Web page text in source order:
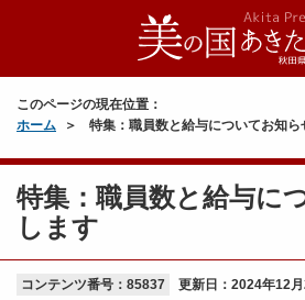
このページの現在位置：
ホーム
特集：職員数と給与についてお知ら
特集：職員数と給与に
します
コンテンツ番号：85837 更新日： 2024年12月